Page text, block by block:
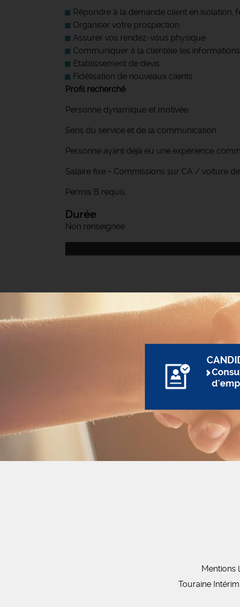
Répondre à la demande client en isolation,
Organiser votre prospection
Assurer vos rendez-vous physique
Communiquer à la clientèle les
Etablissement de devis
Fidélisation de nouveaux clients
Profil recherché
Personne dynamique et motivée
Sens du service et de la communication
Personne ayant déjà eu une expérience
Salaire fixe + Commissions sur CA / voiture
Permis B requis
Durée
Non renseignée
Mentions
Touraine